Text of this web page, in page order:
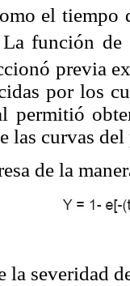
el tiempo
función de
previa
por los
permitió
las curvas
de la
la severidad